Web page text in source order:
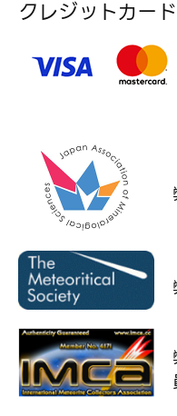
クレジットカー